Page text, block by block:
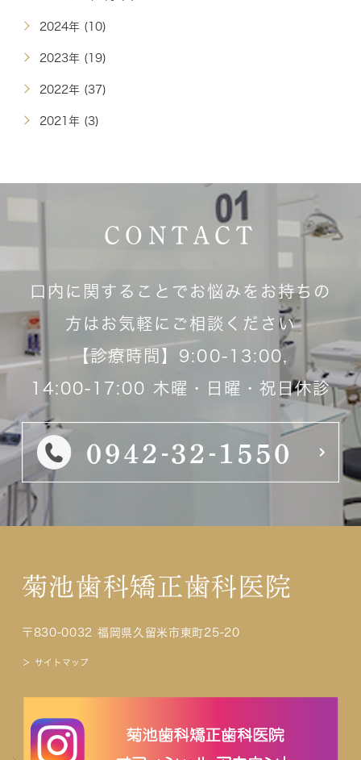
2024年 (10)
2023年 (19)
2022年 (37)
2021年 (3)
CONTACT
口内に関することでお悩みをお持ちの
方はお気軽にご相談ください
【診療時間】9:00-13:00,
14:00-17:00 木曜・日曜・祝日休診
菊池歯科矯正歯科医院
〒830-0032 福岡県久留米市東町25-20
＞ サイトマップ